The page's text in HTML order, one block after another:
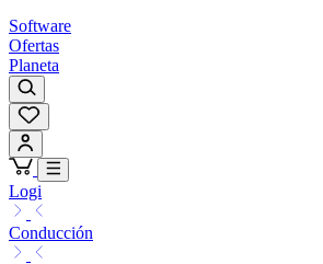
Software
Ofertas
Planeta
Logi
Conducción